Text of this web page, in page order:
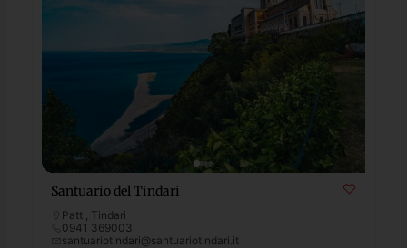
Santuario del Tindari
Patti Tindari
0941 369003
santuariotindari@santuariotindari.it